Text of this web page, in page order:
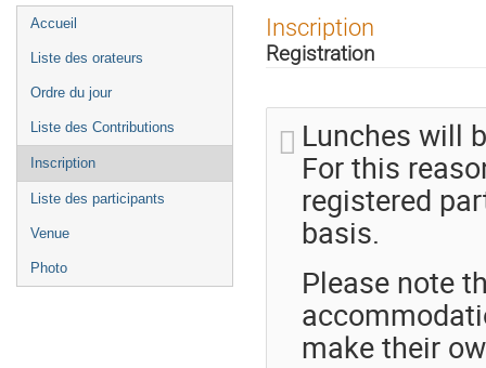
Menu
de
Accueil
Liste des orateurs
Ordre du jour
Liste des Contributions
Inscription
Liste des participants
Venue
Photo
Inscription
Registration
Lunches will
For this
registered
basis.
Please note
make their